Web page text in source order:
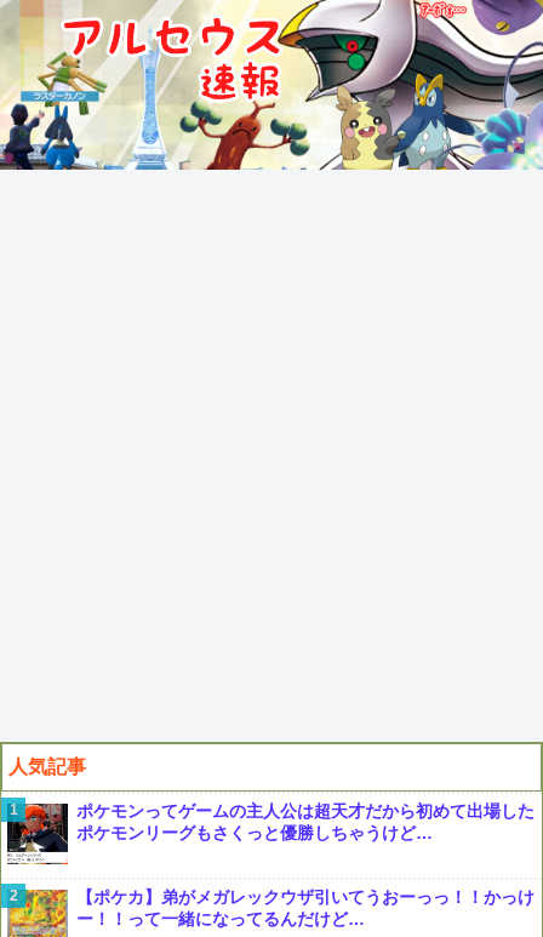
人気記事
ポケモンってゲームの主人公は超天才だから初めて出場した
ポケモンリーグもさくっと優勝しちゃうけど…
【ポケカ】弟がメガレックウザ引いてうおーっっ！！かっけ
ー！！って一緒になってるんだけど…